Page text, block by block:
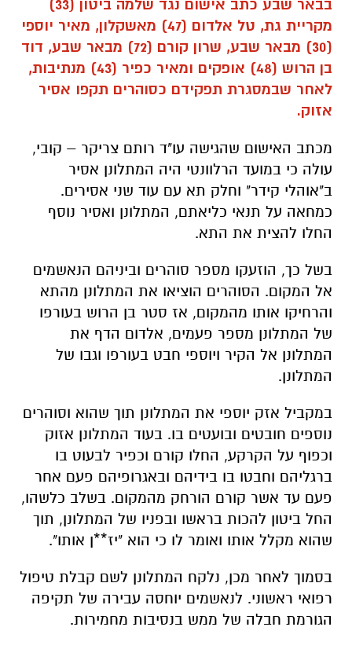
לאחר שבמסגרת תפקידם כסוהרים תקפו אסיר
אזוק.
מכתב האישום שהגישה עו"ד רותם צריקר – קובי,
עולה כי במועד הרלוונטי היה המתלונן אסיר
ב"אוהלי קידר" וחלק תא עם עוד שני אסירים.
החלו להצית את התא.
בשל כך, הוזעקו מספר סוהרים וביניהם הנאשמים
אל המקום. הסוהרים הוציאו את המתלונן מהתא
והרחיקו אותו מהמקום, אז סטר בן הרוש בעורפו
המתלונן אל הקיר ויוספי חבט בעורפו וגבו של
המתלונן.
במקביל אזק יוספי את המתלונן תוך שהוא וסוהרים
נוספים חובטים ובועטים בו. בעוד המתלונן אזוק
וכפוף על הקרקע, החלו קורם וכפיר לבעוט בו
פעם עד אשר קורם הורחק מהמקום. בשלב כלשהו,
החל ביטון להכות בראשו ובפניו של המתלונן, תוך
שהוא מקלל אותו ואומר לו כי הוא "יז**ן אותו".
בסמוך לאחר מכן, נלקח המתלונן לשם קבלת טיפול
רפואי ראשוני. לנאשמים יוחסה עבירה של תקיפה
הגורמת חבלה של ממש בנסיבות מחמירות.
אינדקס העסקים של באר שבע נט